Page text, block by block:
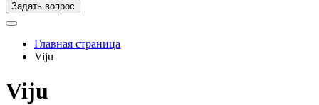
Задать вопрос
Главная страница
Viju
Viju